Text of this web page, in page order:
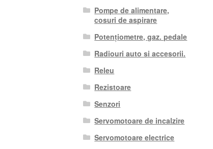
Pompe de alimentare,
cosuri de aspirare
Potențiometre, gaz. pedale
Radiouri auto si accesorii.
Releu
Rezistoare
Senzori
Servomotoare de incalzire
Servomotoare electrice